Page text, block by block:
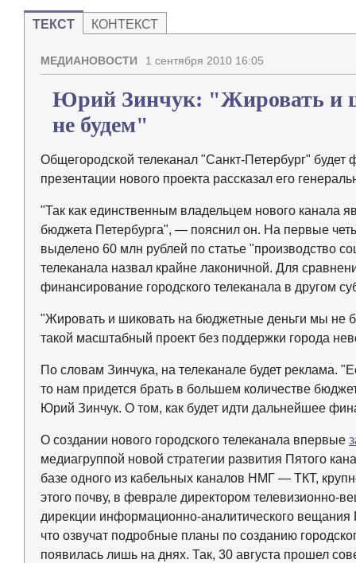
ТЕКСТ КОНТЕКСТ
МЕДИАНОВОСТИ 1 сентября 2010 16:05
Юрий Зинчук: "Жировать и
не будем"
Общегородской телеканал "Санкт-Петербург"
презентации нового проекта рассказал его
"Так как единственным владельцем нового канала
бюджета Петербурга", — пояснил он. На первые
выделено 60 млн рублей по статье "производство
телеканала назвал крайне лаконичной. Для
финансирование городского телеканала в другом
"Жировать и шиковать на бюджетные деньги мы не
такой масштабный проект без поддержки города
По словам Зинчука, на телеканале будет реклама.
то нам придется брать в большем количестве
Юрий Зинчук. О том, как будет идти дальнейшее
О создании нового городского телеканала впервые
медиагруппой новой стратегии развития Пятого
базе одного из кабельных каналов НМГ — ТКТ,
этого почву, в феврале директором телевизионно-
дирекции информационно-аналитического
что озвучат подробные планы по созданию
появилась лишь на днях. Так, 30 августа прошел